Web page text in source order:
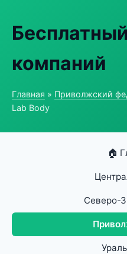
компаний
Главная » Приволжский
Lab Body
🏠
Северо-